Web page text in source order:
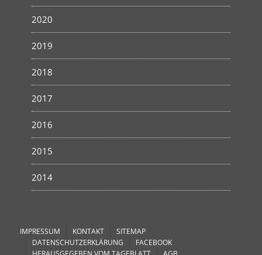
2020
2019
2018
2017
2016
2015
2014
IMPRESSUM KONTAKT
SITEMAP
DATENSCHUTZERKLÄRUNG
FACEBOOK